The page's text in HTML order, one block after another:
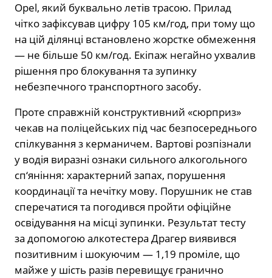
Opel, який буквально летів трасою. Прилад
чітко зафіксував цифру 105 км/год, при тому що
на цій ділянці встановлено жорстке обмеження
— не більше 50 км/год. Екіпаж негайно ухвалив
рішення про блокування та зупинку
небезпечного транспортного засобу.
Проте справжній конструктивний «сюрприз»
чекав на поліцейських під час безпосереднього
спілкування з керманичем. Вартові розпізнали
у водія виразні ознаки сильного алкогольного
сп‘яніння: характерний запах, порушення
координації та нечітку мову. Порушник не став
сперечатися та погодився пройти офіційне
освідування на місці зупинки. Результат тесту
за допомогою алкотестера Драгер виявився
позитивним і шокуючим — 1,19 проміле, що
майже у шість разів перевищує гранично